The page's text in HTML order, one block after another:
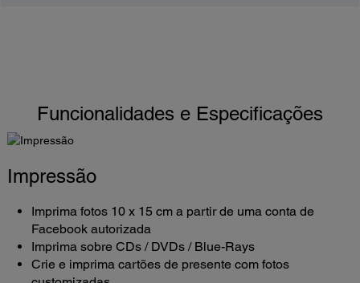
Funcionalidades e Especificações
Impressão
Imprima fotos 10 x 15 cm a partir de uma conta de
Facebook autorizada
Imprima sobre CDs / DVDs / Blue-Rays
Crie e imprima cartões de presente com fotos